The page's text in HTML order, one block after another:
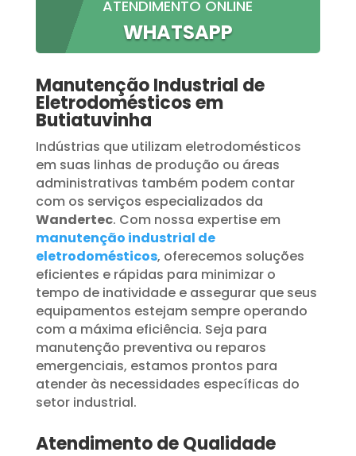
ATENDIMENTO ONLINE
WHATSAPP
Manutenção Industrial de
Eletrodomésticos em
Butiatuvinha
Indústrias que utilizam eletrodomésticos
em suas linhas de produção ou áreas
administrativas também podem contar
com os serviços especializados da
Wandertec. Com nossa expertise em
manutenção industrial de
eletrodomésticos, oferecemos soluções
eficientes e rápidas para minimizar o
tempo de inatividade e assegurar que seus
equipamentos estejam sempre operando
com a máxima eficiência. Seja para
manutenção preventiva ou reparos
emergenciais, estamos prontos para
atender às necessidades específicas do
setor industrial.
Atendimento de Qualidade